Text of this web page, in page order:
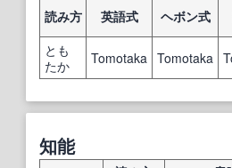
読み方 英語式 ヘボン式
とも
たか
Tomotaka Tomotaka
知能